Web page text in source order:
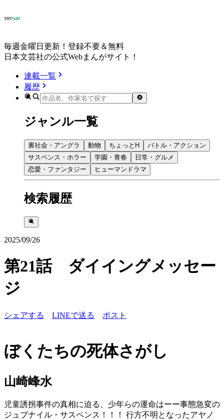
毎週金曜日更新！登録不要＆無料
日本文芸社の公式Webまんがサイト！
連載一覧
履歴
ジャンル一覧
裏社会・アングラ 動物 ちょっとH
バトル・アクション
サスペンス・ホラー
学園・青春
日常・グルメ
恋愛・ファンタジー
ヒューマンドラマ
検索履歴
2025/09/26
第21話 ダイイングメッセー
ジ
シェアする LINEで送る ポスト
ぼくたちの死体さがし
山崎峰水
児童誘拐事件の真相に迫る、少年らの運命はーー事態急変の
ジュブナイル・サスペンス！！！ 行方不明となったアヤノ